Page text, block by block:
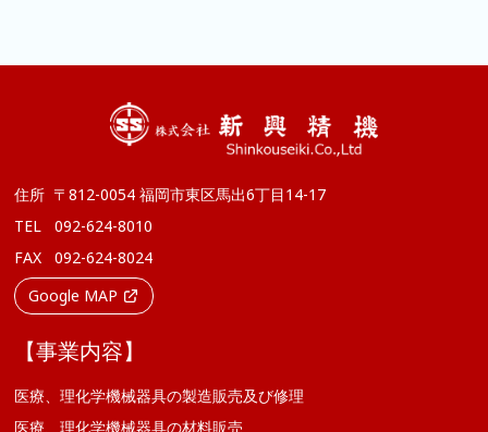
住所 〒812-0054 福岡市東区馬出6丁目14-17
TEL
092-624-8010
FAX
092-624-8024
Google MAP
【事業内容】
医療、理化学機械器具の製造販売及び修理
医療、理化学機械器具の材料販売